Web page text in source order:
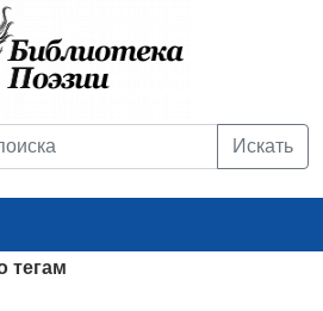
Искать
тегам